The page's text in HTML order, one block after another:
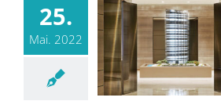
25.
Mai. 2022